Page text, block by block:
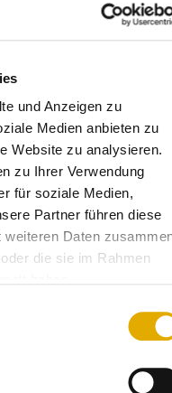
und Anzeigen zu
Medien anbieten zu
Website zu analysieren.
zu Ihrer Verwendung
für soziale Medien,
Partner führen diese
Daten
die sie im Rahmen
Sommerlad
beauftragt
CHECK mit
Februar setzt die
auf stetig steigende